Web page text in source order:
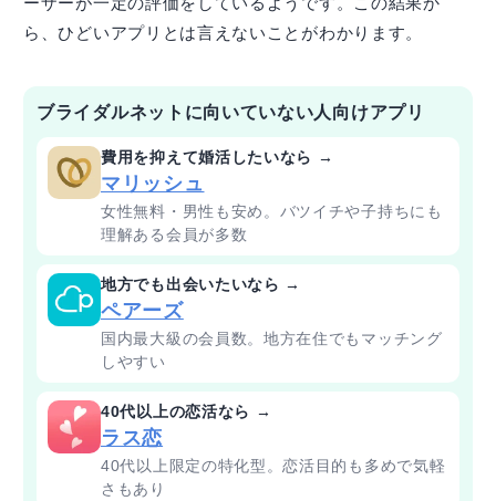
ら、ひどいアプリとは言えないことがわかります。
ブライダルネットに向いていない人向けアプリ
費用を抑えて婚活したいなら →
マリッシュ
女性無料・男性も安め。バツイチや子持ちにも
理解ある会員が多数
地方でも出会いたいなら →
ペアーズ
国内最大級の会員数。地方在住でもマッチング
しやすい
40代以上の恋活なら →
ラス恋
40代以上限定の特化型。恋活目的も多めで気軽
さもあり